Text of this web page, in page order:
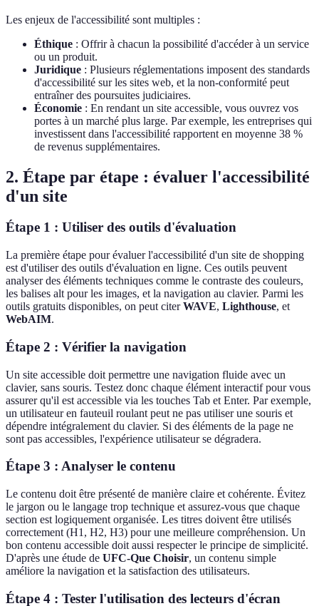
Les enjeux de l'accessibilité sont multiples :
Éthique : Offrir à chacun la possibilité d'accéder à un service
ou un produit.
Juridique : Plusieurs réglementations imposent des standards
d'accessibilité sur les sites web, et la non-conformité peut
entraîner des poursuites judiciaires.
Économie : En rendant un site accessible, vous ouvrez vos
portes à un marché plus large. Par exemple, les entreprises qui
investissent dans l'accessibilité rapportent en moyenne 38 %
de revenus supplémentaires.
2. Étape par étape : évaluer l'accessibilité
d'un site
Étape 1 : Utiliser des outils d'évaluation
La première étape pour évaluer l'accessibilité d'un site de shopping
est d'utiliser des outils d'évaluation en ligne. Ces outils peuvent
analyser des éléments techniques comme le contraste des couleurs,
les balises alt pour les images, et la navigation au clavier. Parmi les
outils gratuits disponibles, on peut citerWAVE, Lighthouse, et
WebAIM.
Étape 2 : Vérifier la navigation
Un site accessible doit permettre une navigation fluide avec un
clavier, sans souris. Testez donc chaque élément interactif pour vous
assurer qu'il est accessible via les touches Tab et Enter. Par exemple,
un utilisateur en fauteuil roulant peut ne pas utiliser une souris et
dépendre intégralement du clavier. Si des éléments de la page ne
sont pas accessibles, l'expérience utilisateur se dégradera.
Étape 3 : Analyser le contenu
Le contenu doit être présenté de manière claire et cohérente. Évitez
le jargon ou le langage trop technique et assurez-vous que chaque
section est logiquement organisée. Les titres doivent être utilisés
correctement (H1, H2, H3) pour une meilleure compréhension. Un
bon contenu accessible doit aussi respecter le principe de simplicité.
D'après une étude de UFC-Que Choisir, un contenu simple
améliore la navigation et la satisfaction des utilisateurs.
Étape 4 : Tester l'utilisation des lecteurs d'écran